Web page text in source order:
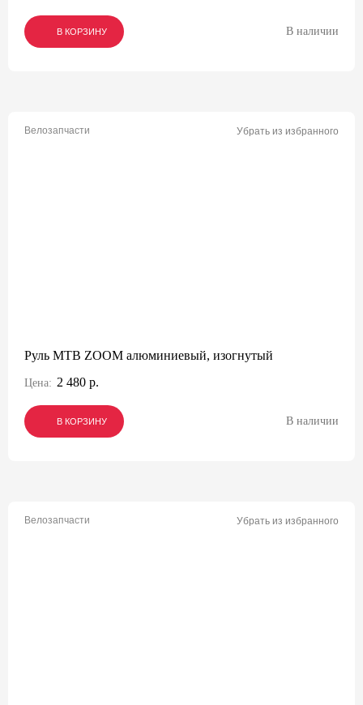
В КОРЗИНУ
В КОРЗИНУ
В КОРЗИНУ В наличии
Велозапчасти Убрать из избранного
Руль МТВ ZOOM алюминиевый, изогнутый
Цена: 2 480 р.
В КОРЗИНУ
В КОРЗИНУ
В КОРЗИНУ В наличии
Велозапчасти Убрать из избранного